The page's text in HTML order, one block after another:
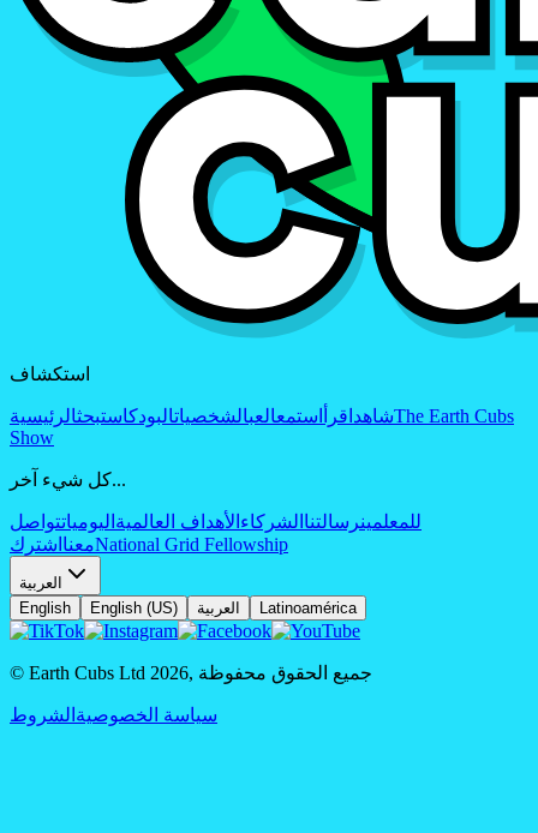
استكشاف
شاهد اقرأ استمعالعبالشخصياتالبودكاستبحثالرئيسية
The Earth Cubs
Show
كل شيء آخر...
للمعلمينرسالتنا الشركاء الأهداف العالمية اليومياتتواصل
معنا اشترك National Grid Fellowship
العربية
English
English (US) العربية Latinoamérica
© Earth Cubs Ltd 2026, جميع الحقوق محفوظة
سياسة الخصوصية الشروط